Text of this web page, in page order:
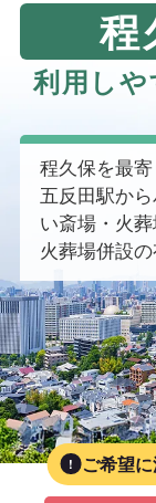
程
利用し
程久保を最
五反田駅か
い斎場・火
火葬場併設
ご希望